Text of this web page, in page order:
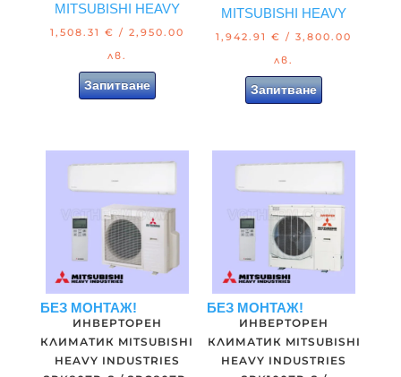
MITSUBISHI HEAVY
1,508.31 € / 2,950.00
лв.
Запитване
MITSUBISHI HEAVY
1,942.91€ / 3,800.00
лв.
Запитване
БЕЗ МОНТАЖ!
ИНВЕРТОРЕН
КЛИМАТИК MITSUBISHI
HEAVY INDUSTRIES
БЕЗ МОНТАЖ!
ИНВЕРТОРЕН
КЛИМАТИК MITSUBISHI
HEAVY INDUSTRIES